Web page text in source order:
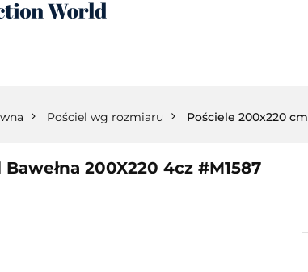
Pościel wg rozmiaru Pościele 200x220 cm
200X220 4cz #M1587